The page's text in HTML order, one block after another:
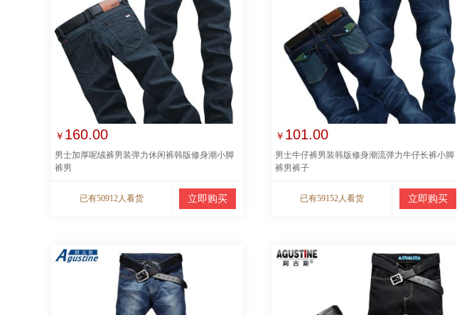
￥ 160.00
男士加厚呢绒裤男装弹力休闲裤韩版修身潮小脚
裤男
已有50912人看货 立即购买
￥ 101.00
男士牛仔裤男装韩版修身潮流弹力牛仔长裤小脚
裤男裤子
已有59152人看货 立即购买